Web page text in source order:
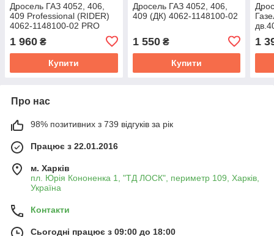
Дросель ГАЗ 4052, 406,
409 Professional (RIDER)
4062-1148100-02 PRO
1 960 ₴
Купити
Дросель ГАЗ 4052, 406,
409 (ДК) 4062-1148100-02
1 550₴
Купити
1
Про нас
98% позитивних з 739 відгуків за рік
Працює з 22.01.2016
м. Харків
пл. Юрія Кононенка 1, "ТД ЛОСК", периметр 109, Харків,
Україна
Контакти
Сьогодні працює з 09:00 до 18:00